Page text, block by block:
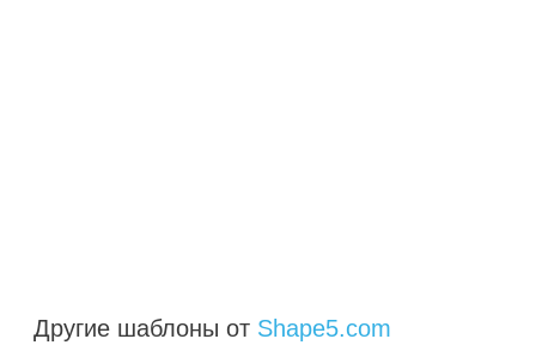
Другие шаблоны от Shape5.com